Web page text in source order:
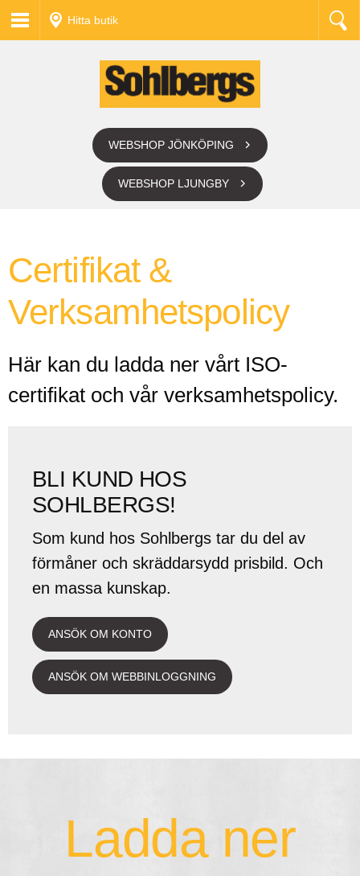
Hitta butik
WEBSHOP JÖNKÖPING
WEBSHOP LJUNGBY
Certifikat &
Verksamhetspolicy
Här kan du ladda ner vårt ISO-
certifikat och vår verksamhetspolicy.
BLI KUND HOS
SOHLBERGS!
Som kund hos Sohlbergs tar du del av
förmåner och skräddarsydd prisbild. Och
en massa kunskap.
ANSÖK OM KONTO
ANSÖK OM WEBBINLOGGNING
Ladda ner